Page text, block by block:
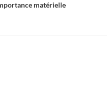
matérielle